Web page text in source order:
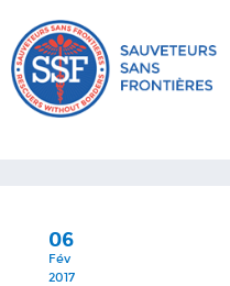
06
Fév
2017